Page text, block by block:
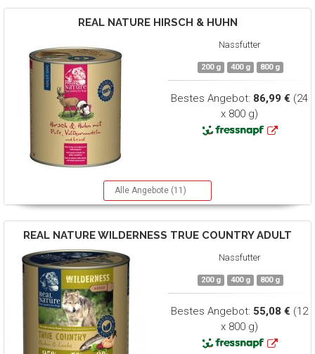
REAL NATUREHIRSCH & HUHN
Nassfutter
200 g 400 g 800 g
Bestes Angebot: 86,99 € (24
x 800 g)
Alle Angebote (11)
REAL NATUREWILDERNESS TRUE COUNTRY ADULT
Nassfutter
200 g 400 g 800 g
Bestes Angebot: 55,08 € (12
x 800 g)